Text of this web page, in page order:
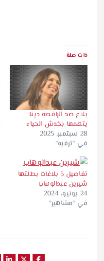
ذات صلة
بلاغ ضد الراقصة دينا
يتهمها بخدش الحياء
28 سبتمبر، 2025
في "ترفيه"
تفاصيل 5 بلاغات بطلتها
شيرين عبدالوهاب
24 يونيو، 2024
في "مشاهير"